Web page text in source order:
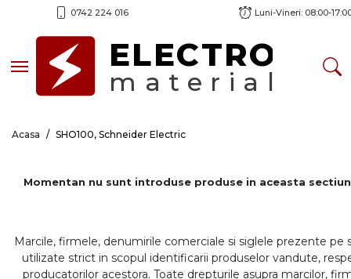
0742 224 016 Luni-Vineri: 08:00-
Toggle navigationELECTRO
material
Acasa SHO100, Schneider Electric
Momentan nu sunt introduse produse in aceasta
Marcile, firmele, denumirile comerciale si siglele prezente pe
utilizate strict in scopul identificarii produselor vandute,
producatorilor acestora. Toate drepturile asupra marcilor,